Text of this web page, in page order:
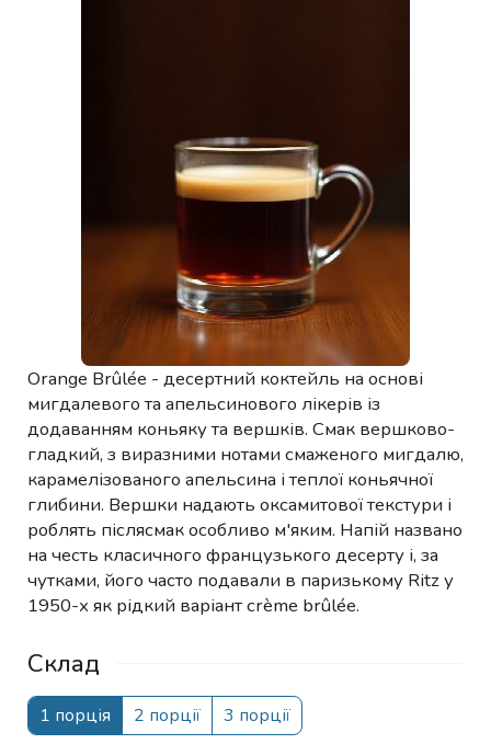
Orange Brûlée - десертний коктейль на основі
мигдалевого та апельсинового лікерів із
додаванням коньяку та вершків. Смак вершково-
гладкий, з виразними нотами смаженого мигдалю,
карамелізованого апельсина і теплої коньячної
глибини. Вершки надають оксамитової текстури і
роблять післясмак особливо м'яким. Напій названо
на честь класичного французького десерту і, за
чутками, його часто подавали в паризькому Ritz у
1950-х як рідкий варіант crème brûlée.
Склад
1 порція 2 порції 3 порції